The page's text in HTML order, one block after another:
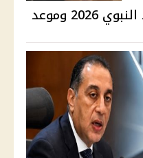
موقف ترحيل إجازة المولد النبوي 2026 وموعد